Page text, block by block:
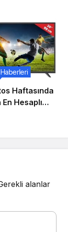
hafif
Haftasında
Hesaplı
Ürünler
alanlar